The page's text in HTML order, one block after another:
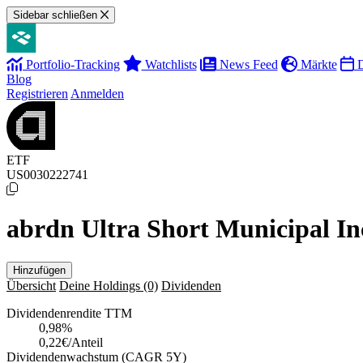
Sidebar schließen
Portfolio-Tracking Watchlists News Feed Märkte
Blog
Registrieren Anmelden
ETF
US0030222741
abrdn Ultra Short Municipal
Hinzufügen
Übersicht Deine Holdings (0) Dividenden
Dividendenrendite TTM
0,98%
0,22€/Anteil
Dividendenwachstum (CAGR 5Y)